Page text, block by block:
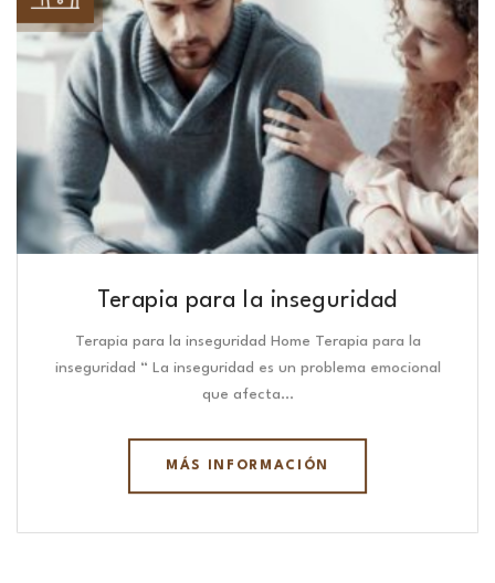
Terapia para la inseguridad
Terapia para la inseguridad Home Terapia para la
inseguridad “ La inseguridad es un problema emocional
que afecta…
MÁS INFORMACIÓN